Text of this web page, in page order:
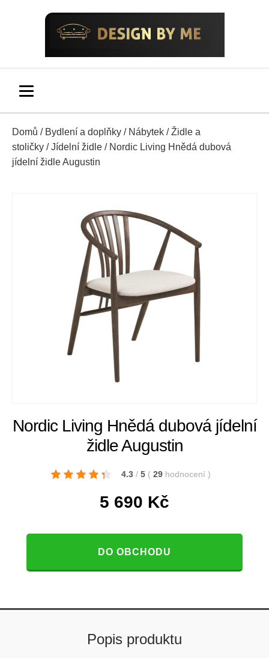
Domů / Bydlení a doplňky / Nábytek /Židle a
stoličky /Jídelní židle / Nordic Living Hnědá dubová
jídelní židle Augustin
Nordic Living Hnědá dubová jídelní
židle Augustin
4.3 / 5 ( 29 hodnocení )
5 690 Kč
DO OBCHODU
Popis produktu